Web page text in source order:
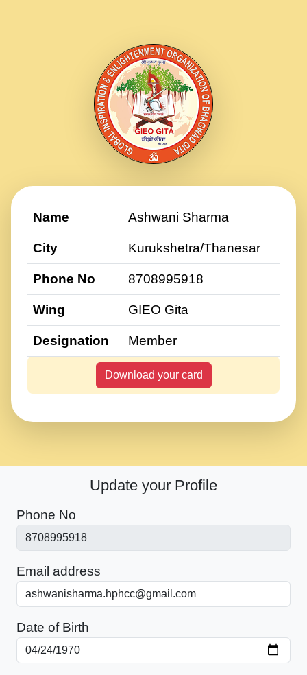
Name Ashwani Sharma
City Kurukshetra/Thanesar
Phone No 8708995918
Wing GIEO Gita
Designation Member
Download your card
Update your Profile
Phone No
Email address
Date of Birth